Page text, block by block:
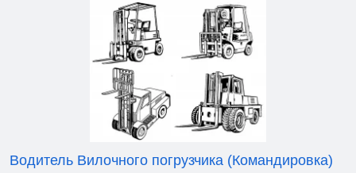
Водитель Вилочного погрузчика (Командировка)